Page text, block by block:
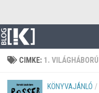
CIMKE: 1. VILÁGHÁBORÚ
KÖNYVAJÁNLÓ /